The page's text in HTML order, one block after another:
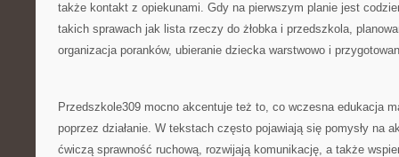
także kontakt z opiekunami. Gdy na pierwszym planie jest
takich sprawach jak lista rzeczy do żłobka i przedszkola,
organizacja poranków, ubieranie dziecka warstwowo i
Przedszkole309 mocno akcentuje też to, co wczesna edukacja
poprzez działanie. W tekstach często pojawiają się pomysły na
ćwiczą sprawność ruchową, rozwijają komunikację, a także